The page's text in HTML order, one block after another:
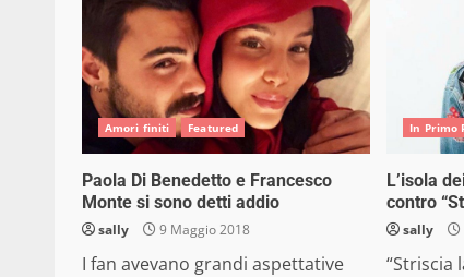
Amori finiti Featured
Paola Di Benedetto e Francesco
Monte si sono detti addio
sally 9 Maggio 2018
I fan avevano grandi aspettative
In Primo
L’isola
contro
sally
“Striscia